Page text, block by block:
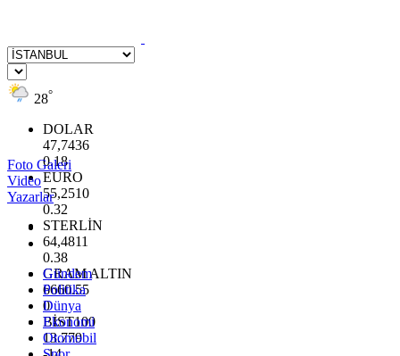
28°
DOLAR
47,7436
0.18
EURO
55,2510
0.32
STERLİN
64,4811
0.38
GRAM ALTIN
6660.55
0
BİST100
13.779
Foto Galeri
Video
Yazarlar
Gündem
Politika
Dünya
Ekonomi
Otomobil